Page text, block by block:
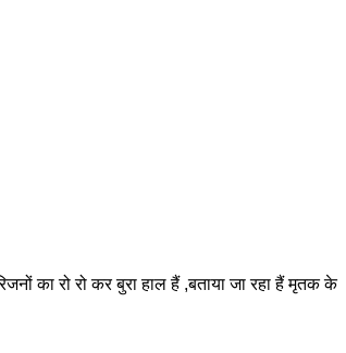
का रो रो कर बुरा हाल हैं ,बताया जा रहा हैं मृतक के